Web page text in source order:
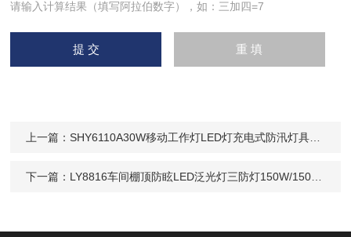
请输入计算结果（填写阿拉伯数字），如：三加四=7
上一篇： SHY6110A30W移动工作灯LED灯充电式防汛灯具24V
下一篇： LY8816车间棚顶防眩LED泛光灯三防灯150W/150W防腐